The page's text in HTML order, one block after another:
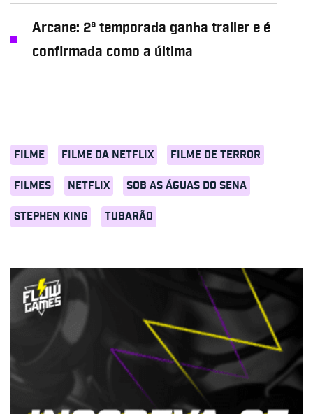
FILME FILME DA NETFLIX FILME DE TERROR
FILMES NETFLIX SOB AS ÁGUAS DO SENA
STEPHEN KING TUBARÃO
Arcane: 2ª temporada ganha trailer e é
confirmada como a última